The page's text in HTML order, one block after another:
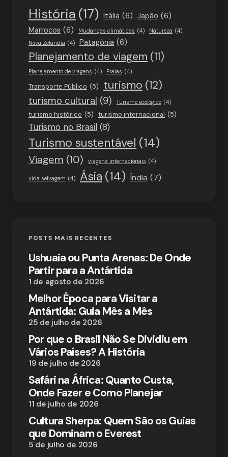
História (17) Itália (6) Japão (6)
Marrocos (6) Mudanças climáticas (4) Natureza (4)
Nova Zelândia (4) Patagônia (6)
Planejamento de viagem (11)
Planejamento de viagens (4) Praias (4)
Transporte Público (5) turismo (12)
turismo cultural (9) Turismo ecológico (4)
turismo histórico (5) turismo internacional (5)
Turismo no Brasil (8)
Turismo sustentável (14)
Viagem (10) viagens internacionais (4)
vida selvagem (4) Ásia (14) Índia (7)
POSTS MAIS RECENTES
Ushuaia ou Punta Arenas: De Onde
Partir para a Antártida
1 de agosto de 2026
Melhor Época para Visitar a
Antártida: Guia Mês a Mês
25 de julho de 2026
Por que o Brasil Não Se Dividiu em
Vários Países? A História
19 de julho de 2026
Safári na África: Quanto Custa,
Onde Fazer e Como Planejar
11 de julho de 2026
Cultura Sherpa: Quem São os Guias
que Dominam o Everest
5 de julho de 2026